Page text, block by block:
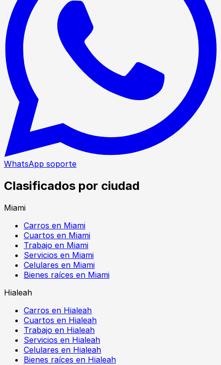
WhatsApp soporte
Clasificados por ciudad
Miami
Carros en Miami
Cuartos en Miami
Trabajo en Miami
Servicios en Miami
Celulares en Miami
Bienes raíces en Miami
Hialeah
Carros en Hialeah
Cuartos en Hialeah
Trabajo en Hialeah
Servicios en Hialeah
Celulares en Hialeah
Bienes raíces en Hialeah